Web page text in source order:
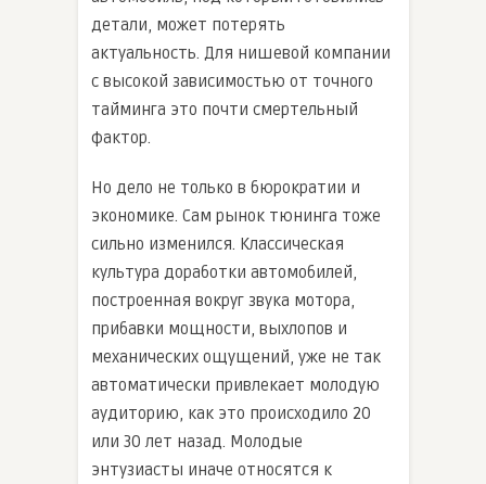
детали, может потерять
актуальность. Для нишевой компании
с высокой зависимостью от точного
тайминга это почти смертельный
фактор.
Но дело не только в бюрократии и
экономике. Сам рынок тюнинга тоже
сильно изменился. Классическая
культура доработки автомобилей,
построенная вокруг звука мотора,
прибавки мощности, выхлопов и
механических ощущений, уже не так
автоматически привлекает молодую
аудиторию, как это происходило 20
или 30 лет назад. Молодые
энтузиасты иначе относятся к